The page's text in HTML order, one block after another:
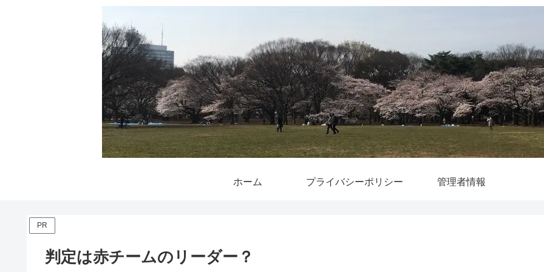
ホーム プライバシーポリシー 管理者情報
PR
判定は赤チームのリーダー？